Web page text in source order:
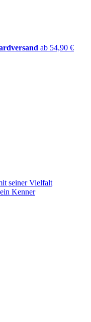
ab 54,90 €
seiner Vielfalt
Kenner